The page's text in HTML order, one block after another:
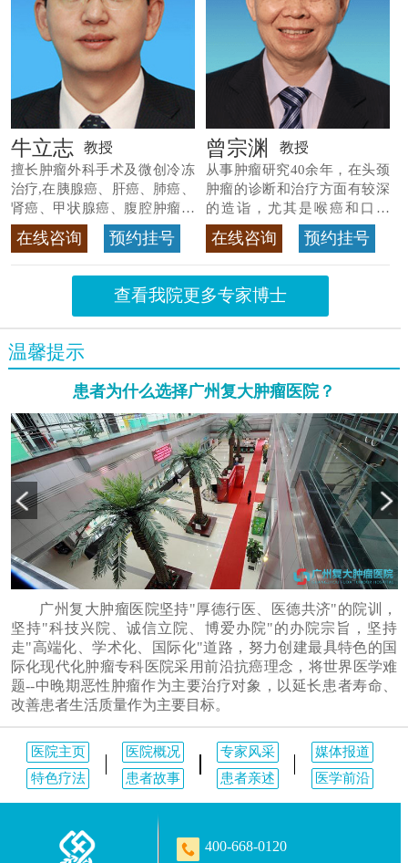
牛立志 教授
擅长肿瘤外科手术及微创冷冻
治疗,在胰腺癌、肝癌、肺癌、
肾癌、甲状腺癌、腹腔肿瘤等
>>查看专家详情
在线咨询 预约挂号
曾宗渊 教授
从事肿瘤研究40余年，在头颈
肿瘤的诊断和治疗方面有较深
的造诣，尤其是喉癌和口腔
癌，迄今仍是广东喉癌单病种
首席专家>>查看专家详情
在线咨询 预约挂号
查看我院更多专家博士
温馨提示
患者为什么选择广州复大肿瘤医院？
广州复大肿瘤医院坚持"厚德行医、医德共济"的院训，
坚持"科技兴院、诚信立院、博爱办院"的办院宗旨，坚持
走"高端化、学术化、国际化"道路，努力创建最具特色的国
际化现代化肿瘤专科医院采用前沿抗癌理念，将世界医学难
题--中晚期恶性肿瘤作为主要治疗对象，以延长患者寿命、
改善患者生活质量作为主要目标。
医院主页 医院概况 专家风采
媒体报道
特色疗法
患者故事 患者亲述 医学前沿
400-668-0120